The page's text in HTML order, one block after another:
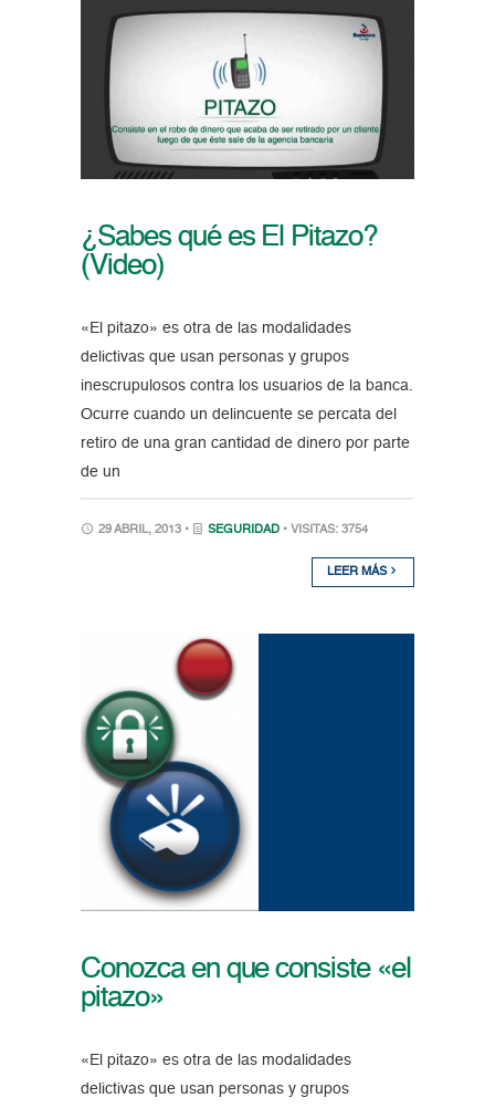
¿Sabes qué es El Pitazo?
(Video)
«El pitazo» es otra de las modalidades
delictivas que usan personas y grupos
inescrupulosos contra los usuarios de la banca.
Ocurre cuando un delincuente se percata del
retiro de una gran cantidad de dinero por parte
de un
29 ABRIL, 2013 • SEGURIDAD • VISITAS: 3754
LEER MÁS
Conozca en que consiste «el
pitazo»
«El pitazo» es otra de las modalidades
delictivas que usan personas y grupos